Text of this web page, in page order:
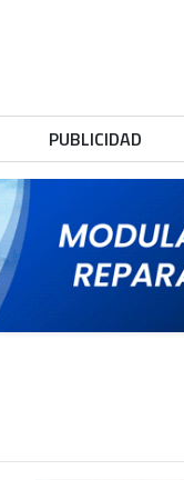
PUBLICIDAD